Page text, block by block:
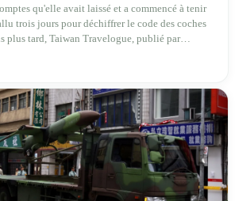
qu'elle avait laissé et a commencé à tenir
trois jours pour déchiffrer le code des coches
plus tard, Taiwan Travelogue, publié par
« par Chihako Aoyama, traduit par Yang
sous le nom de sa sœur.